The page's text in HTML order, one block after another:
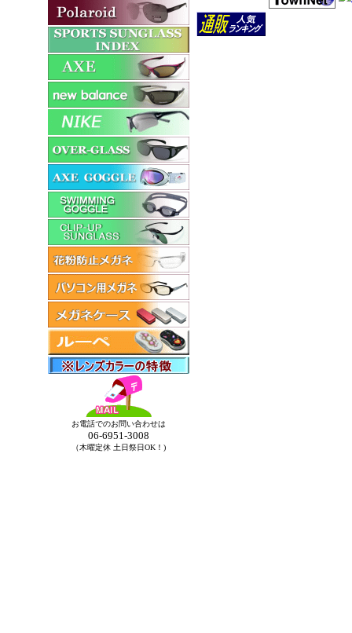
お電話でのお問い合わせは
06-6951-3008
（木曜定休 土日祭日OK！)